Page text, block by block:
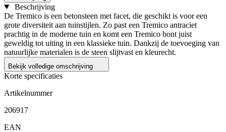
Beschrijving
De Tremico is een betonsteen met facet, die geschikt is voor een
grote diversiteit aan tuinstijlen. Zo past een Tremico antraciet
prachtig in de moderne tuin en komt een Tremico bont juist
geweldig tot uiting in een klassieke tuin. Dankzij de toevoeging van
natuurlijke materialen is de steen slijtvast en kleurecht.
Bekijk volledige omschrijving
Korte specificaties
Artikelnummer
206917
EAN